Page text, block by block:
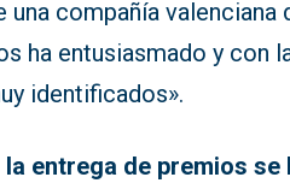
una compañía
ha entusiasmado y con
identificados».
la entrega de premios se